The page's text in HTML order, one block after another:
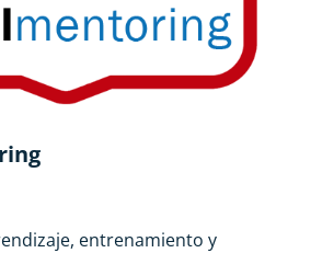
entrenamiento y